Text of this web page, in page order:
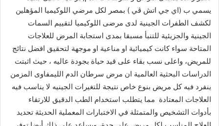
يسمي ب (اي جي اتش ڤي ) بمصر لكل مرضي اللوكيميا المؤهلين
لكشف الطفرات الجينية لدى مرضى اللوكيميا لتقييم السمات
الجينية والجزيئية للتنبأ مسبقا بمدى استجابة المرض للعلاجات
المتاحة سواء كانت كيميائية او مناعية او موجهة لتحقيق افضل نتائج
للمريض، واعلى نسب بقاء على قيد حياة بجودة عاليه ، حيث اثبتت
الدراسات البحثية العالمية ان مرض سرطان الدم الليمفاوى المزمن
ينفرد فيه كل مريض بنوع خاص نتيجة للتغيرات الجينيه لا يناسب فيه
العلاجات المعتادة مما يتطلب استخدام الطب الدقيق للارتقاء
بأدوات التشخيص والمتمثلة في الاختبارات المعملية الحديثة تحديد